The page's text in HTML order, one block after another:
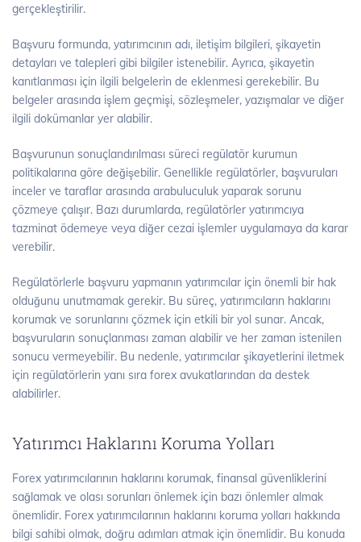
gerçekleştirilir.
Başvuru formunda, yatırımcının adı, iletişim bilgileri, şikayetin
detayları ve talepleri gibi bilgiler istenebilir. Ayrıca, şikayetin
kanıtlanması için ilgili belgelerin de eklenmesi gerekebilir. Bu
belgeler arasında işlem geçmişi, sözleşmeler, yazışmalar ve diğer
ilgili dokümanlar yer alabilir.
Başvurunun sonuçlandırılması süreci regülatör kurumun
politikalarına göre değişebilir. Genellikle regülatörler, başvuruları
inceler ve taraflar arasında arabuluculuk yaparak sorunu
çözmeye çalışır. Bazı durumlarda, regülatörler yatırımcıya
tazminat ödemeye veya diğer cezai işlemler uygulamaya da karar
verebilir.
Regülatörlerle başvuru yapmanın yatırımcılar için önemli bir hak
olduğunu unutmamak gerekir. Bu süreç, yatırımcıların haklarını
korumak ve sorunlarını çözmek için etkili bir yol sunar. Ancak,
başvuruların sonuçlanması zaman alabilir ve her zaman istenilen
sonucu vermeyebilir. Bu nedenle, yatırımcılar şikayetlerini iletmek
için regülatörlerin yanı sıra forex avukatlarından da destek
alabilirler.
Yatırımcı Haklarını Koruma Yolları
Forex yatırımcılarının haklarını korumak, finansal güvenliklerini
sağlamak ve olası sorunları önlemek için bazı önlemler almak
önemlidir. Forex yatırımcılarının haklarını koruma yolları hakkında
bilgi sahibi olmak, doğru adımları atmak için önemlidir. Bu konuda